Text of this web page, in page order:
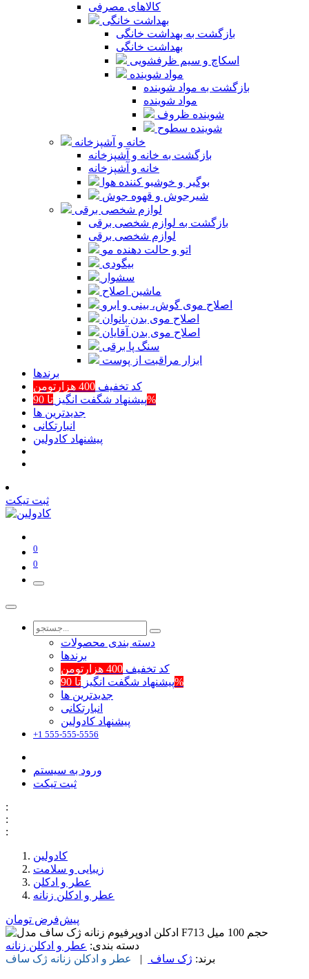
کالاهای مصرفی
بهداشت خانگی
بازگشت به بهداشت خانگی
بهداشت خانگی
اسکاچ و سیم ظرفشویی
مواد شوینده
بازگشت به مواد شوینده
مواد شوینده
شوینده ظروف
شوینده سطوح
خانه و آشپزخانه
بازگشت به خانه و آشپزخانه
خانه و آشپزخانه
بوگیر و خوشبو کننده هوا
شیرجوش و قهوه جوش
لوازم شخصی برقی
بازگشت به لوازم شخصی برقی
لوازم شخصی برقی
اتو و حالت دهنده مو
بیگودی
سشوار
ماشین اصلاح
اصلاح موی گوش، بینی و ابرو
اصلاح موی بدن بانوان
اصلاح موی بدن آقایان
سنگ پا برقی
ابزار مراقبت از پوست
برند‌ها
کد تخفیف 400 هزارتومن
پیشنهاد شگفت انگیزتا 90%
جدیدترین ها
انبارتکانی
پیشنهاد کادولین
ثبت تیکت
0
0
دسته بندی محصولات
برند‌ها
کد تخفیف 400 هزارتومن
پیشنهاد شگفت انگیزتا 90%
جدیدترین ها
انبارتکانی
پیشنهاد کادولین
+1 555-555-5556
ورود به سیستم
ثبت تیکت
:
:
:
کادولین
زیبایی و سلامت
عطر و ادکلن
عطر و ادکلن زنانه
پیش‌فرض تومان
دسته بندی: عطر و ادکلن زنانه
برند: ژک ساف | عطر و ادکلن زنانه ژک ساف